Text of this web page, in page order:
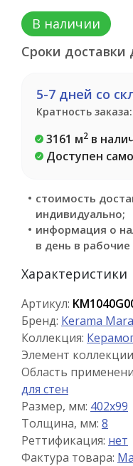
В наличии
Сроки
5-7 дней со
Кратность
3161 м2 в
Доступен
стоимость
индивидуально;
информация о
в день в рабочие
Характеристики
Артикул:
Бренд: Kerama
Коллекция:
Элемент
Область
для стен
Размер, мм: 402x99
Толщина, мм: 8
Реттификация: нет
Фактура товара: